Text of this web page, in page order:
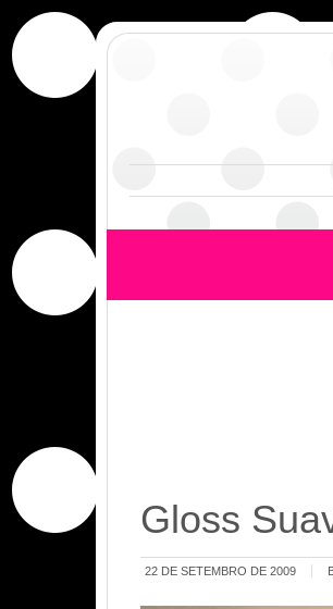
Gloss
22 DE SETEMBRO DE 2009